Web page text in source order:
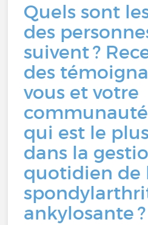
Quels sont
des
suivent ?
des
vous et votre
qui est le
dans la
quotidien de
ankylosante ?